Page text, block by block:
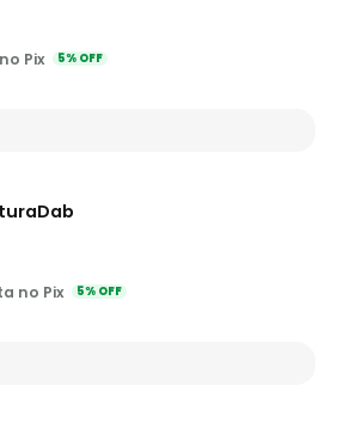
Pix 5% OFF
no Pix 5% OFF